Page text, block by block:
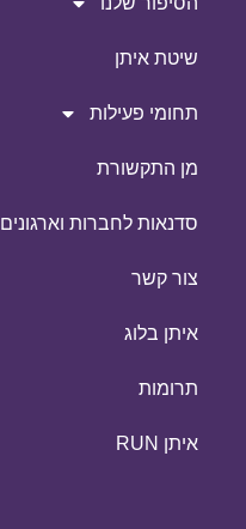
שיטת איתן
תחומי פעילות
מן התקשורת
סדנאות לחברות וארגונים
צור קשר
איתן בלוג
תרומות
איתן RUN